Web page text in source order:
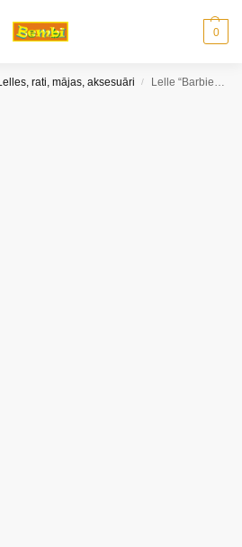
0
rati, mājas, aksesuāri / Lelle “Barbie” cutie reveal ar dzīvnieku kostīmu Bear